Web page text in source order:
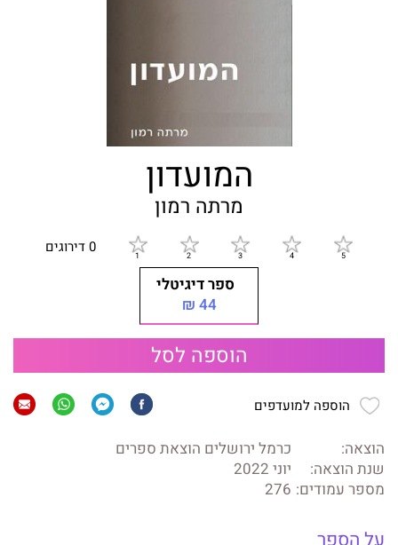
המועדון
מרתה רמון
0 דירוגים
ספר דיגיטלי
44 ₪
הוספה לסל
הוספה למועדפים
הוצאה:
כרמל ירושלים הוצאת ספרים
שנת הוצאה:
יוני 2022
מספר עמודים: 276